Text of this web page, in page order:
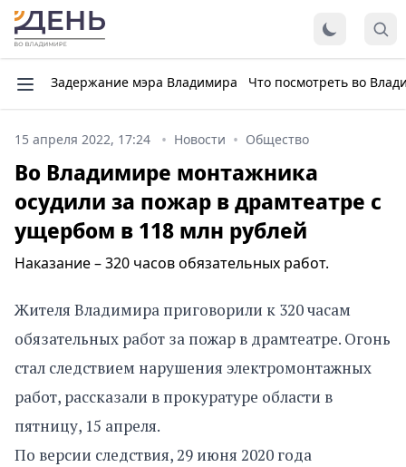
Задержание мэра Владимира Что посмотреть во
15 апреля 2022, 17:24 Новости Общество
Во Владимире монтажника
осудили за пожар в драмтеатре с
ущербом в 118 млн рублей
Наказание – 320 часов обязательных работ.
Жителя Владимира приговорили к 320 часам
обязательных работ за пожар в драмтеатре. Огонь
стал следствием нарушения электромонтажных
работ, рассказали в прокуратуре области в
пятницу, 15 апреля.
По версии следствия, 29 июня 2020 года